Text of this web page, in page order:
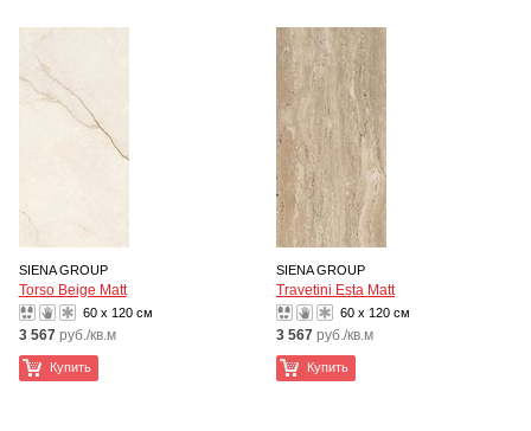
SIENA GROUP
Torso Beige Matt
60 x 120 см
3 567 руб./кв.м
Купить
SIENA GROUP
Travetini Esta Matt
60 x 120 см
3 567 руб./кв.м
Купить